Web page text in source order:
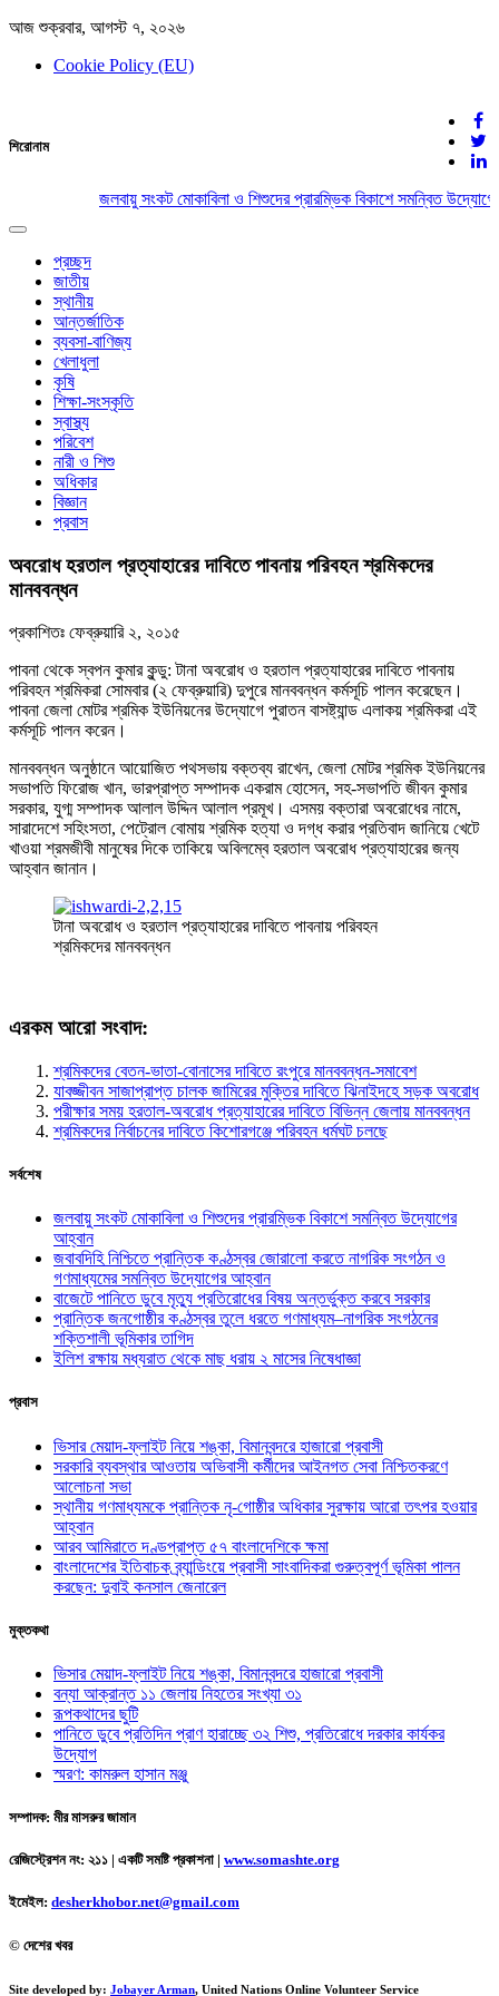
আজ শুক্রবার, আগস্ট ৭, ২০২৬
Cookie Policy (EU)
দেশের খবর
যুক্ত থাকুন দেশের সঙ্গে
শিরোনাম
জলবায়ু সংকট মোকাবিলা ও শিশুদের প্রারম্ভিক বিকাশে সমন্বিত
Toggle
navigation
প্রচ্ছদ
জাতীয়
স্থানীয়
আন্তর্জাতিক
ব্যবসা-বাণিজ্য
খেলাধুলা
কৃষি
শিক্ষা-সংস্কৃতি
স্বাস্থ্য
পরিবেশ
নারী ও শিশু
অধিকার
বিজ্ঞান
প্রবাস
অবরোধ হরতাল প্রত্যাহারের দাবিতে পাবনায় পরিবহন শ্রমিকদের
মানববন্ধন
প্রকাশিতঃ ফেব্রুয়ারি ২, ২০১৫
পাবনা থেকে স্বপন কুমার কুন্ডু: টানা অবরোধ ও হরতাল প্রত্যাহারের দাবিতে পাবনায়
পরিবহন শ্রমিকরা সোমবার (২ ফেব্রুয়ারি) দুপুরে মানববন্ধন কর্মসূচি পালন করেছেন।
পাবনা জেলা মোটর শ্রমিক ইউনিয়নের উদ্যোগে পুরাতন বাসষ্ট্যান্ড এলাকয় শ্রমিকরা এই
কর্মসূচি পালন করেন।
মানববন্ধন অনুষ্ঠানে আয়োজিত পথসভায় বক্তব্য রাখেন, জেলা মোটর শ্রমিক ইউনিয়নের
সভাপতি ফিরোজ খান, ভারপ্রাপ্ত সম্পাদক একরাম হোসেন, সহ-সভাপতি জীবন কুমার
সরকার, যুগ্ম সম্পাদক আলাল উদ্দিন আলাল প্রমূখ। এসময় বক্তারা অবরোধের নামে,
সারাদেশে সহিংসতা, পেট্রোল বোমায় শ্রমিক হত্যা ও দগ্ধ করার প্রতিবাদ জানিয়ে খেটে
খাওয়া শ্রমজীবী মানুষের দিকে তাকিয়ে অবিলম্বে হরতাল অবরোধ প্রত্যাহারের জন্য
আহ্বান জানান।
টানা অবরোধ ও হরতাল প্রত্যাহারের দাবিতে পাবনায় পরিবহন
শ্রমিকদের মানববন্ধন
এরকম আরো সংবাদ:
শ্রমিকদের বেতন-ভাতা-বোনাসের দাবিতে রংপুরে মানববন্ধন-সমাবেশ
যাবজ্জীবন সাজাপ্রাপ্ত চালক জামিরের মুক্তির দাবিতে ঝিনাইদহে সড়ক অবরোধ
পরীক্ষার সময় হরতাল-অবরোধ প্রত্যাহারের দাবিতে বিভিন্ন জেলায় মানববন্ধন
শ্রমিকদের নির্বাচনের দাবিতে কিশোরগঞ্জে পরিবহন ধর্মঘট চলছে
সর্বশেষ
জলবায়ু সংকট মোকাবিলা ও শিশুদের প্রারম্ভিক বিকাশে সমন্বিত উদ্যোগের
আহ্বান
জবাবদিহি নিশ্চিতে প্রান্তিক কণ্ঠস্বর জোরালো করতে নাগরিক সংগঠন ও
গণমাধ্যমের সমন্বিত উদ্যোগের আহ্বান
বাজেটে পানিতে ডুবে মৃত্যু প্রতিরোধের বিষয় অন্তর্ভুক্ত করবে সরকার
প্রান্তিক জনগোষ্ঠীর কণ্ঠস্বর তুলে ধরতে গণমাধ্যম–নাগরিক সংগঠনের
শক্তিশালী ভূমিকার তাগিদ
ইলিশ রক্ষায় মধ্যরাত থেকে মাছ ধরায় ২ মাসের নিষেধাজ্ঞা
প্রবাস
ভিসার মেয়াদ-ফ্লাইট নিয়ে শঙ্কা, বিমানবন্দরে হাজারো প্রবাসী
সরকারি ব্যবস্থার আওতায় অভিবাসী কর্মীদের আইনগত সেবা নিশ্চিতকরণে
আলোচনা সভা
স্থানীয় গণমাধ্যমকে প্রান্তিক নৃ-গোষ্ঠীর অধিকার সুরক্ষায় আরো তৎপর হওয়ার
আহ্বান
আরব আমিরাতে দণ্ডপ্রাপ্ত ৫৭ বাংলাদেশিকে ক্ষমা
বাংলাদেশের ইতিবাচক ব্র্যান্ডিংয়ে প্রবাসী সাংবাদিকরা গুরুত্বপূর্ণ ভূমিকা পালন
করছেন: দুবাই কনসাল জেনারেল
মুক্তকথা
ভিসার মেয়াদ-ফ্লাইট নিয়ে শঙ্কা, বিমানবন্দরে হাজারো প্রবাসী
বন্যা আক্রান্ত ১১ জেলায় নিহতের সংখ্যা ৩১
রূপকথাদের ছুটি
পানিতে ডুবে প্রতিদিন প্রাণ হারাচ্ছে ৩২ শিশু, প্রতিরোধে দরকার কার্যকর
উদ্যোগ
স্মরণ: কামরুল হাসান মঞ্জু
সম্পাদক: মীর মাসরুর জামান
রেজিস্ট্রেশন নং: ২১১ | একটি সমষ্টি প্রকাশনা | www.somashte.org
ইমেইল: desherkhobor.net@gmail.com
© দেশের খবর
Site developed by: Jobayer Arman, United Nations Online Volunteer Service